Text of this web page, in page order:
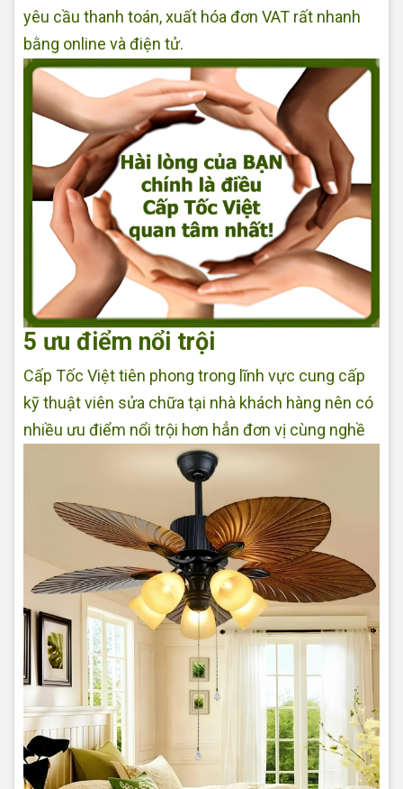
yêu cầu thanh toán, xuất hóa đơn VAT rất nhanh
bằng online và điện tử.
5 ưu điểm nổi trội
Cấp Tốc Việt tiên phong trong lĩnh vực cung cấp
kỹ thuật viên sửa chữa tại nhà khách hàng nên có
nhiều ưu điểm nổi trội hơn hẳn đơn vị cùng nghề